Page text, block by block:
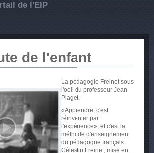
de l'EIP
de l'enfant
La pédagogie Freinet sous
l'oeil du professeur Jean
Piaget.
«Apprendre, c'est
réinventer par
l'expérience», et c'est la
méthode d'enseignement
du pédagogue français
Célestin Freinet, mise en